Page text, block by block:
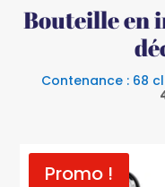
Bouteille en
Contenance : 68
Promo !